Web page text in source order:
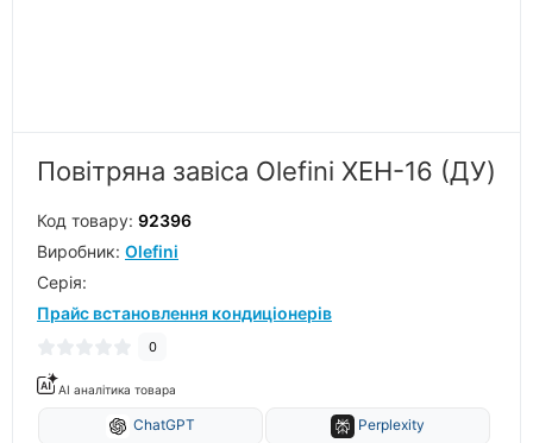
Повітряна завіса Olefini XEH-16 (ДУ)
Код товару: 92396
Виробник: Olefini
Серiя:
Прайс встановлення кондиціонерів
0
AI аналітика товара
ChatGPT Perplexity